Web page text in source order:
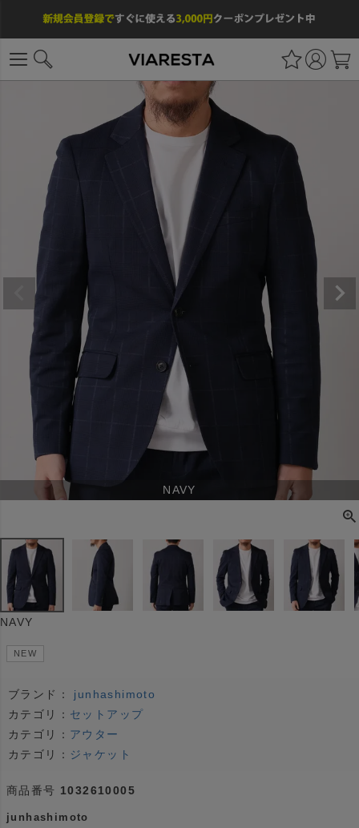
NAVY
NAVY
NEW
ブランド：
junhashimoto
カテゴリ： セットアップ
カテゴリ： アウター
カテゴリ： ジャケット
商品番号 1032610005
junhashimoto